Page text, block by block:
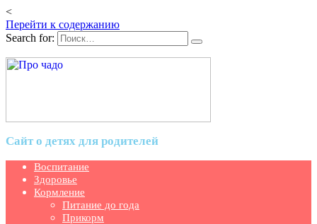
<
Перейти к содержанию
Search for:
Сайт о детях для родителей
Воспитание
Здоровье
Кормление
Питание до года
Прикорм